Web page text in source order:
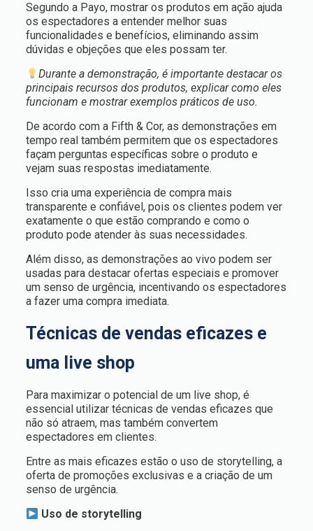
Segundo a Payo, mostrar os produtos em ação ajuda
os espectadores a entender melhor suas
funcionalidades e benefícios, eliminando assim
dúvidas e objeções que eles possam ter.
Durante a demonstração, é importante destacar os
principais recursos dos produtos, explicar como eles
funcionam e mostrar exemplos práticos de uso.
De acordo com a Fifth & Cor, as demonstrações em
tempo real também permitem que os espectadores
façam perguntas específicas sobre o produto e
vejam suas respostas imediatamente.
Isso cria uma experiência de compra mais
transparente e confiável, pois os clientes podem ver
exatamente o que estão comprando e como o
produto pode atender às suas necessidades.
Além disso, as demonstrações ao vivo podem ser
usadas para destacar ofertas especiais e promover
um senso de urgência, incentivando os espectadores
a fazer uma compra imediata.
Técnicas de vendas eficazes e
uma live shop
Para maximizar o potencial de um live shop, é
essencial utilizar técnicas de vendas eficazes que
não só atraem, mas também convertem
espectadores em clientes.
Entre as mais eficazes estão o uso de storytelling, a
oferta de promoções exclusivas e a criação de um
senso de urgência.
Uso de storytelling